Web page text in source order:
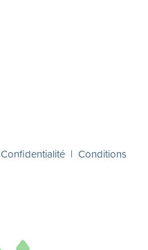
Confidentialité | Conditions